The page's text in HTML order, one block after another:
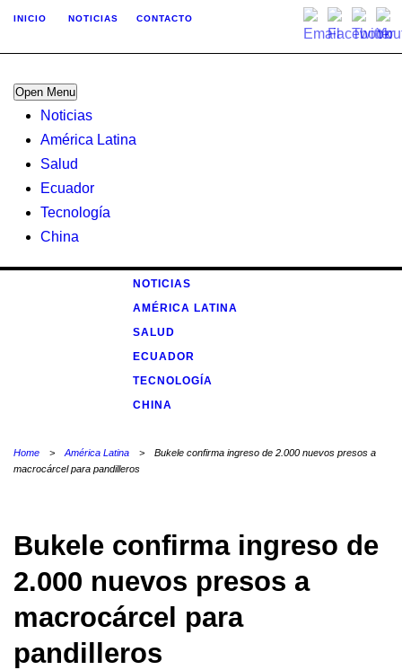
INICIO NOTICIAS CONTACTO
Open Menu
Noticias
América Latina
Salud
Ecuador
Tecnología
China
NOTICIAS
AMÉRICA LATINA
SALUD
ECUADOR
TECNOLOGÍA
CHINA
Home > América Latina >
Bukele confirma ingreso de 2.000 nuevos presos a
macrocárcel para pandilleros
Bukele confirma ingreso de
2.000 nuevos presos a
macrocárcel para
pandilleros